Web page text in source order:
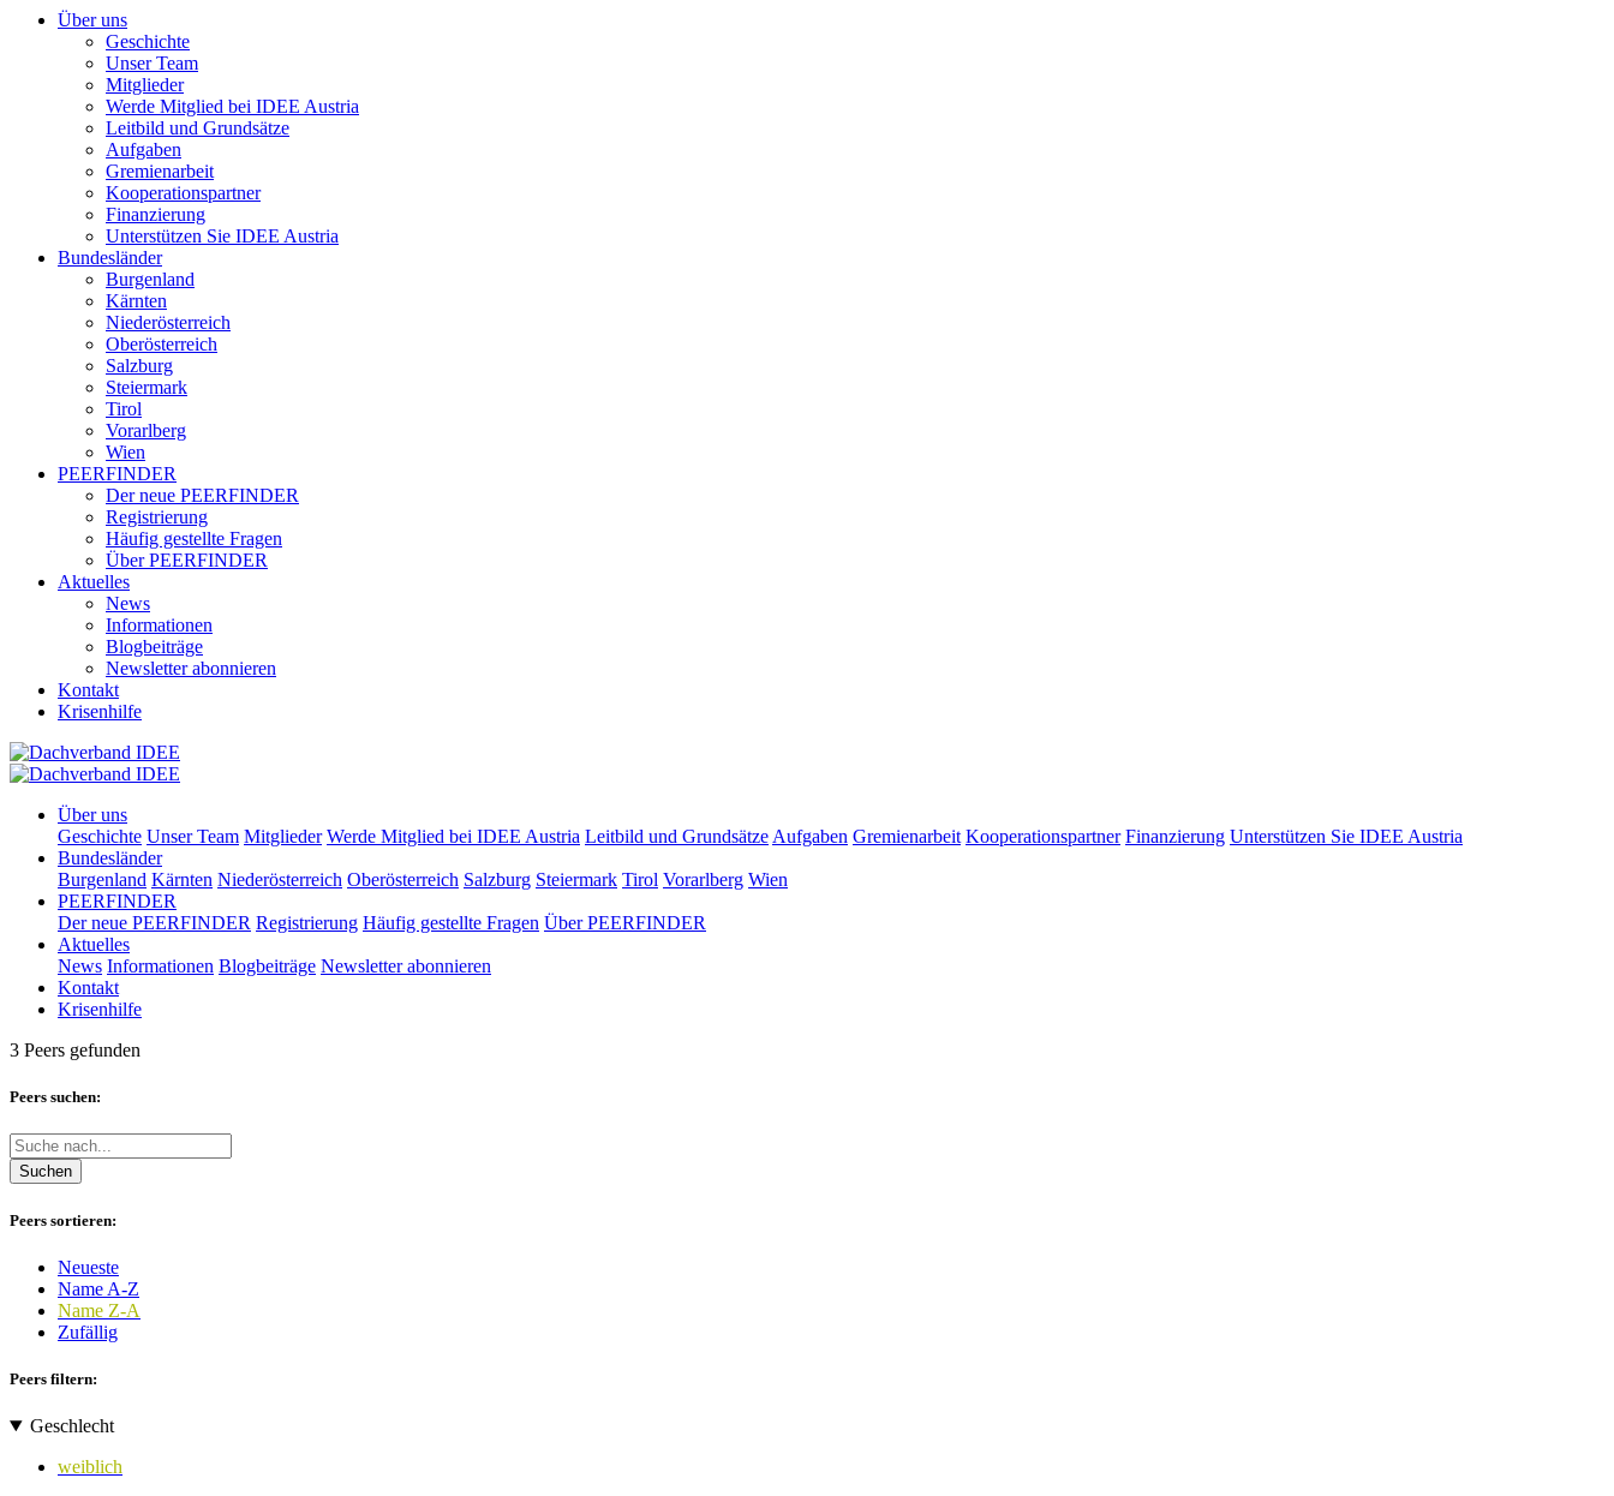
Über uns
Geschichte
Unser Team
Mitglieder
Werde Mitglied bei IDEE Austria
Leitbild und Grundsätze
Aufgaben
Gremienarbeit
Kooperationspartner
Finanzierung
Unterstützen Sie IDEE Austria
Bundesländer
Burgenland
Kärnten
Niederösterreich
Oberösterreich
Salzburg
Steiermark
Tirol
Vorarlberg
Wien
PEERFINDER
Der neue PEERFINDER
Registrierung
Häufig gestellte Fragen
Über PEERFINDER
Aktuelles
News
Informationen
Blogbeiträge
Newsletter abonnieren
Kontakt
Krisenhilfe
Über uns
Geschichte Unser Team Mitglieder Werde Mitglied bei IDEE Austria Leitbild und Grundsätze Aufgaben Gremienarbeit Kooperationspartner Finanzierung Unterstützen Sie IDEE Austria
Bundesländer
Burgenland Kärnten Niederösterreich Oberösterreich Salzburg Steiermark Tirol Vorarlberg Wien
PEERFINDER
Der neue PEERFINDER Registrierung Häufig gestellte Fragen Über PEERFINDER
Aktuelles
News Informationen Blogbeiträge Newsletter abonnieren
Kontakt
Krisenhilfe
3 Peers gefunden
Peers suchen:
Suchen
Peers sortieren:
Neueste
Name A-Z
Name Z-A
Zufällig
Peers filtern:
Geschlecht
weiblich